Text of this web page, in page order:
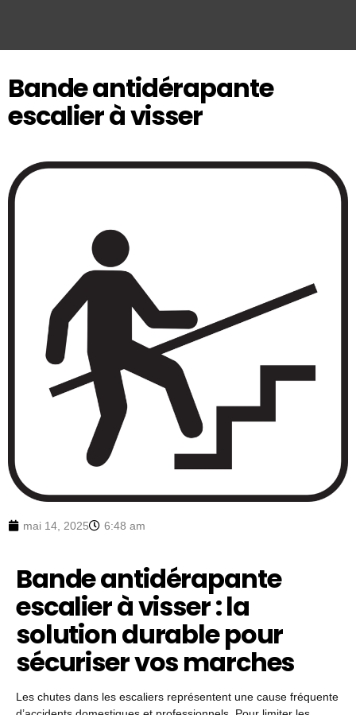
Bande antidérapante
escalier à visser
mai 14, 2025 6:48 am
Bande antidérapante
escalier à visser : la
solution durable pour
sécuriser vos marches
Les chutes dans les escaliers représentent une cause fréquente